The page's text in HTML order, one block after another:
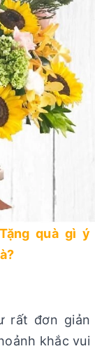
quà gì ý
rất đơn giản
khắc vui